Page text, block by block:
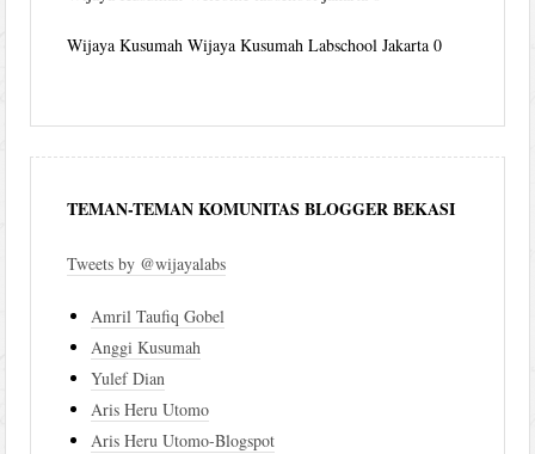
Wijaya Kusumah Wijaya Kusumah Labschool Jakarta 0
TEMAN-TEMAN KOMUNITAS BLOGGER BEKASI
Tweets by @wijayalabs
Amril Taufiq Gobel
Anggi Kusumah
Yulef Dian
Aris Heru Utomo
Aris Heru Utomo-Blogspot